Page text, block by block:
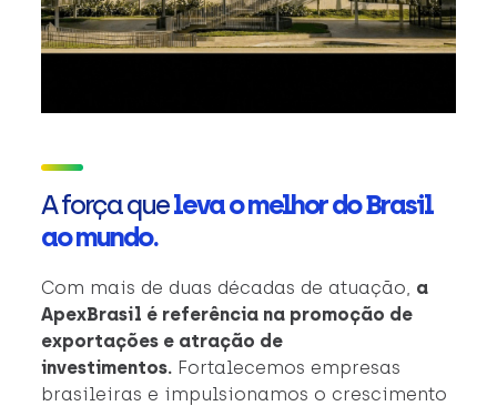
A força queleva o melhor do Brasil
ao mundo.
Com mais de duas décadas de atuação, a
ApexBrasil é referência na promoção de
exportações e atração de
investimentos. Fortalecemos empresas
brasileiras e impulsionamos o crescimento